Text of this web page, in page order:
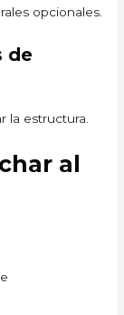
opcionales.
de
la estructura.
al